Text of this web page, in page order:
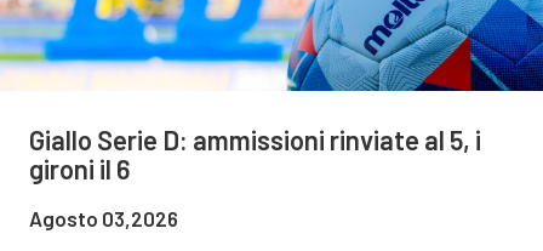
Giallo Serie D: ammissioni rinviate al 5, i
gironi il 6
Agosto 03,2026